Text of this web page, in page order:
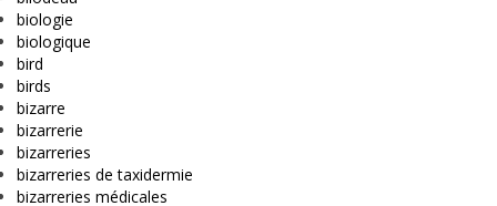
biologie
biologique
bird
birds
bizarre
bizarrerie
bizarreries
bizarreries de taxidermie
bizarreries médicales